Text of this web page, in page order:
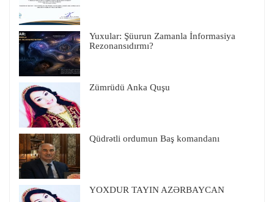
Yuxular: Şüurun Zamanla İnformasiya
Rezonansıdırmı?
Zümrüdü Anka Quşu
Qüdrətli ordumun Baş komandanı
YOXDUR TAYIN AZƏRBAYCAN